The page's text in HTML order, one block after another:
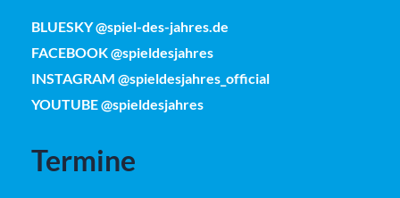
BLUESKY @spiel-des-jahres.de
FACEBOOK @spieldesjahres
INSTAGRAM @spieldesjahres_official
YOUTUBE @spieldesjahres
Termine